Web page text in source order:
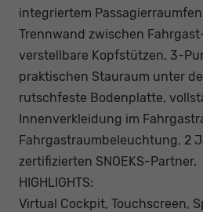
integriertem
Trennwand zwischen
verstellbare Kopfstützen, 3-
praktischen Stauraum unter
rutschfeste Bodenplatte,
Innenverkleidung im
Fahrgastraumbeleuchtung, 2
zertifizierten SNOEKS-Partner.
HIGHLIGHTS:
Virtual Cockpit, Touchscreen,